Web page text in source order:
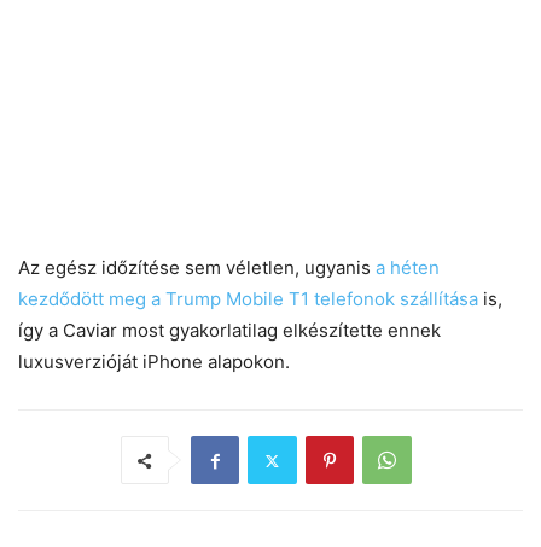
Az egész időzítése sem véletlen, ugyanis a héten
kezdődött meg a Trump Mobile T1 telefonok szállítása is,
így a Caviar most gyakorlatilag elkészítette ennek
luxusverzióját iPhone alapokon.